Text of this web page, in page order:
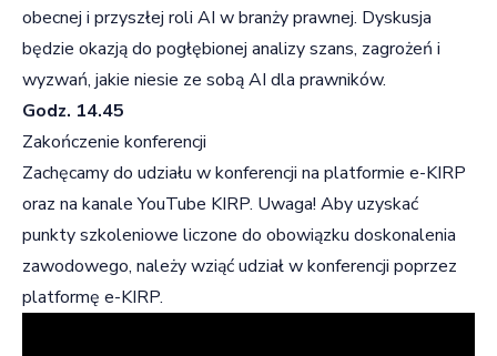
obecnej i przyszłej roli AI w branży prawnej. Dyskusja
będzie okazją do pogłębionej analizy szans, zagrożeń i
wyzwań, jakie niesie ze sobą AI dla prawników.
Godz. 14.45
Zakończenie konferencji
Zachęcamy do udziału w konferencji na platformie e-KIRP
oraz na kanale YouTube KIRP. Uwaga! Aby uzyskać
punkty szkoleniowe liczone do obowiązku doskonalenia
zawodowego, należy wziąć udział w konferencji poprzez
platformę e-KIRP.